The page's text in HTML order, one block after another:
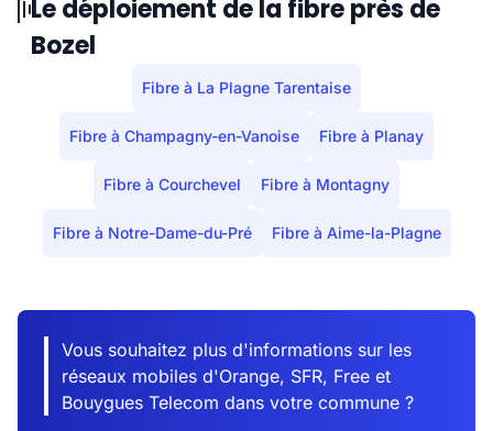
Le déploiement de la fibre près de
Bozel
Fibre à La Plagne Tarentaise
Fibre à Champagny-en-Vanoise Fibre à Planay
Fibre à Courchevel Fibre à Montagny
Fibre à Notre-Dame-du-Pré Fibre à Aime-la-Plagne
Vous souhaitez plus d'informations sur les
réseaux mobiles d'Orange, SFR, Free et
Bouygues Telecom dans votre commune ?